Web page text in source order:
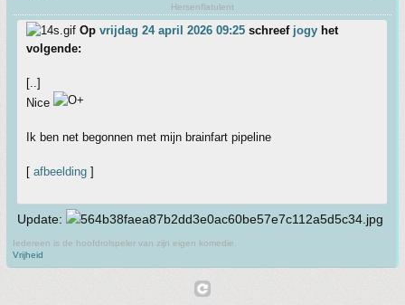
Hersenflatulent
Op vrijdag 24 april 2026 09:25 schreef jogy het
volgende:
[..]
Nice
Ik ben net begonnen met mijn brainfart pipeline
[ afbeelding ]
Update:
Iedereen is de hoofdrolspeler van zijn eigen komedie.
Vrijheid